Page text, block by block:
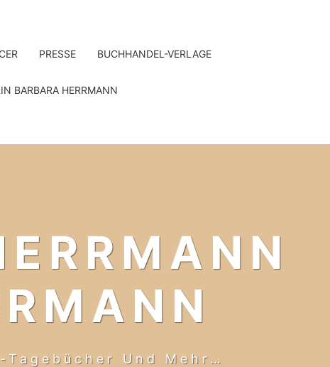
PRESSE BUCHHANDEL-VERLAGE
BARBARA HERRMANN
Und Mehr…